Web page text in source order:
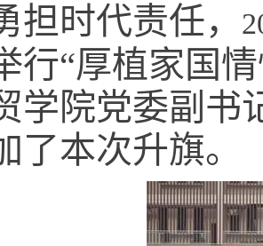
担时代责任，
行“厚植家国
学院党委副书
了本次升旗。